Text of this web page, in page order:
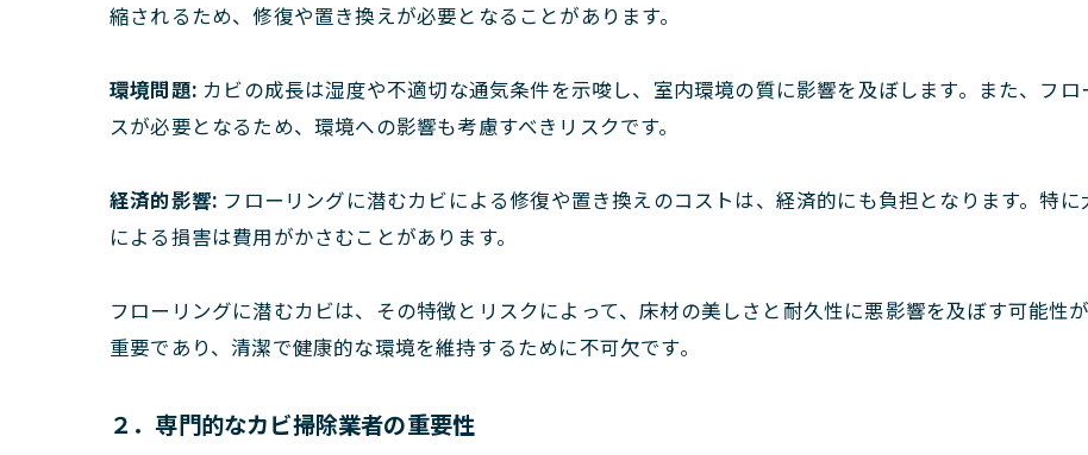
縮されるため、修復や置き換えが必要となることがあります。
環境問題: カビの成長は湿度や不適切な通気条件を示唆し、室内環境の質に影響を及ぼします。また、フ
スが必要となるため、環境への影響も考慮すべきリスクです。
経済的影響: フローリングに潜むカビによる修復や置き換えのコストは、経済的にも負担となります。特
による損害は費用がかさむことがあります。
フローリングに潜むカビは、その特徴とリスクによって、床材の美しさと耐久性に悪影響を及ぼす可能性
重要であり、清潔で健康的な環境を維持するために不可欠です。
２．専門的なカビ掃除業者の重要性